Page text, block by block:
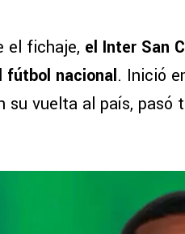
el fichaje, el Inter San
fútbol nacional. Inició
su vuelta al país, pasó